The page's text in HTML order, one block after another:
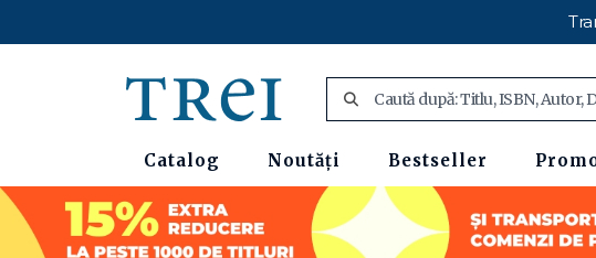
Catalog Noutăți Bestseller